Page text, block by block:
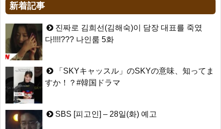
新着記事
진짜로 김희선(김해숙)이 담장 대표를 죽였
다!!!!??? 나인룸 5화
「SKYキャッスル」のSKYの意味、知ってま
すか！？#韓国ドラマ
SBS [피고인] – 28일(화) 예고